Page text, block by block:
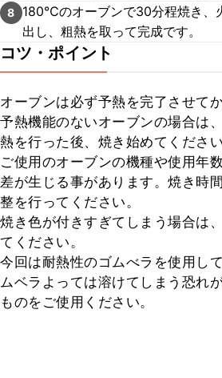
8
180℃のオーブンで30分程焼き、
出し、粗熱を取って完成です。
コツ・ポイント
オーブンは必ず予熱を完了させて
予熱機能のないオーブンの場合は
熱を行った後、焼き始めてください
ご使用のオーブンの機種や使用年
差が生じる事があります。焼き時
整を行ってください。
焼き色が付きすぎてしまう場合は
てください。
今回は耐熱性のゴムべラを使用し
ムベラよっては溶けてしまう恐れ
ものをご使用ください。